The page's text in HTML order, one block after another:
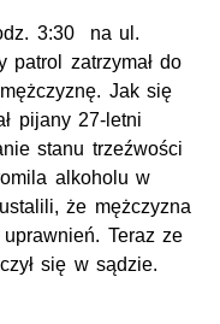
3:30 na ul.
patrol zatrzymał do
Jak się
pijany 27-letni
stanu trzeźwości
alkoholu w
że mężczyzna
Teraz ze
się w sądzie.